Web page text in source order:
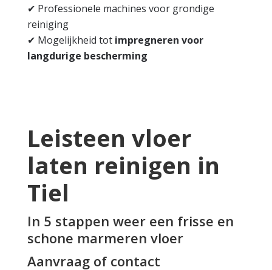
✔ Professionele machines voor grondige
reiniging
✔ Mogelijkheid tot impregneren voor
langdurige bescherming
Leisteen vloer
laten reinigen in
Tiel
In 5 stappen weer een frisse en
schone marmeren vloer
Aanvraag of contact